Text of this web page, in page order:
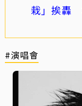
栽」挨轟
#演唱會